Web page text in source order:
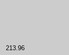
213.96